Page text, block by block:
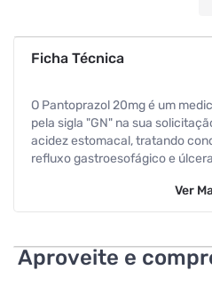
Ficha Técnica
O Pantoprazol 20mg é um
pela sigla "GN" na sua
acidez estomacal, tratando
refluxo gastroesofágico e
Ver
Aproveite e